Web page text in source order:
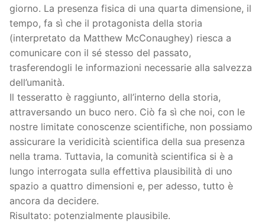
giorno. La presenza fisica di una quarta dimensione, il
tempo, fa sì che il protagonista della storia
(interpretato da Matthew McConaughey) riesca a
comunicare con il sé stesso del passato,
trasferendogli le informazioni necessarie alla salvezza
dell’umanità.
Il tesseratto è raggiunto, all’interno della storia,
attraversando un buco nero. Ciò fa sì che noi, con le
nostre limitate conoscenze scientifiche, non possiamo
assicurare la veridicità scientifica della sua presenza
nella trama. Tuttavia, la comunità scientifica si è a
lungo interrogata sulla effettiva plausibilità di uno
spazio a quattro dimensioni e, per adesso, tutto è
ancora da decidere.
Risultato: potenzialmente plausibile.